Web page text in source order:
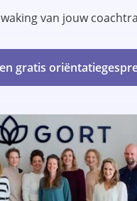
van jouw
gratis